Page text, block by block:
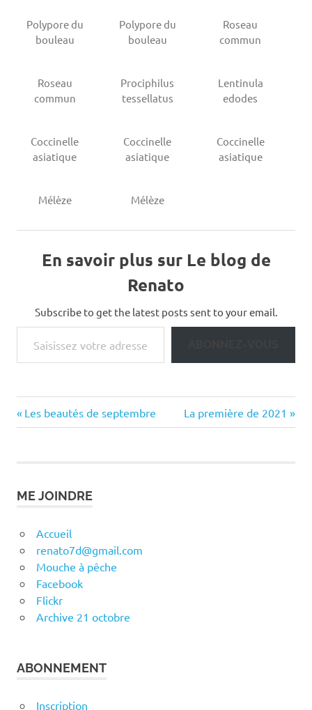
Polypore du
bouleau
Polypore du
bouleau
Roseau
commun
Roseau
commun
Prociphilus
tessellatus
Lentinula
edodes
Coccinelle
asiatique
Coccinelle
asiatique
Coccinelle
asiatique
Mélèze Mélèze
En savoir plus sur Le blog de
Renato
Subscribe to get the latest posts sent to your email.
Saisissez votre adresse e-mail…
Navigation
Previous
Post:
Les beautés de septembre
Next
Post:
La première de 2021
ME JOINDRE
Accueil
renato7d@gmail.com
Mouche à pêche
Facebook
Flickr
Archive 21 octobre
ABONNEMENT
Inscription